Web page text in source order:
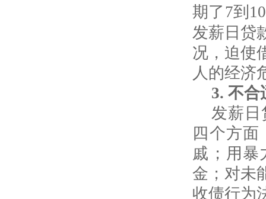
期了 7到 10
发薪日贷
况，迫使
人的经济
3.不合
发薪日
四个方
戚；用暴
金；对未
收债行为